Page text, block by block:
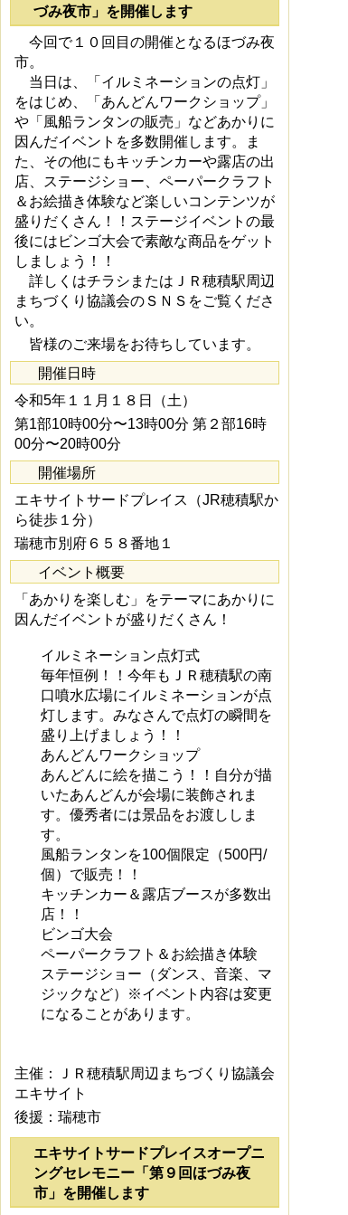
づみ夜市」を開催します
今回で１０回目の開催となるほづみ夜
市。
当日は、「イルミネーションの点灯」
をはじめ、「あんどんワークショップ」
や「風船ランタンの販売」などあかりに
因んだイベントを多数開催します。ま
た、その他にもキッチンカーや露店の出
店、ステージショー、ペーパークラフト
＆お絵描き体験など楽しいコンテンツが
盛りだくさん！！ステージイベントの最
後にはビンゴ大会で素敵な商品をゲット
しましょう！！
詳しくはチラシまたはＪＲ穂積駅周辺
まちづくり協議会のＳＮＳをご覧くださ
い。
皆様のご来場をお待ちしています。
開催日時
令和5年１１月１８日（土）
第1部10時00分〜13時00分 第２部16時
00分〜20時00分
開催場所
エキサイトサードプレイス（JR穂積駅か
ら徒歩１分）
瑞穂市別府６５８番地１
イベント概要
「あかりを楽しむ」をテーマにあかりに
因んだイベントが盛りだくさん！
イルミネーション点灯式
毎年恒例！！今年もＪＲ穂積駅の南
口噴水広場にイルミネーションが点
灯します。みなさんで点灯の瞬間を
盛り上げましょう！！
あんどんワークショップ
あんどんに絵を描こう！！自分が描
いたあんどんが会場に装飾されま
す。優秀者には景品をお渡ししま
す。
風船ランタンを100個限定（500円/
個）で販売！！
キッチンカー＆露店ブースが多数出
店！！
ビンゴ大会
ペーパークラフト＆お絵描き体験
ステージショー（ダンス、音楽、マ
ジックなど）
※イベント内容は変更
になることがあります。
主催：
ＪＲ穂積駅周辺まちづくり協議会
エキサイト
後援：瑞穂市
エキサイトサードプレイスオープニ
ングセレモニー「第９回ほづみ夜
市」を開催します